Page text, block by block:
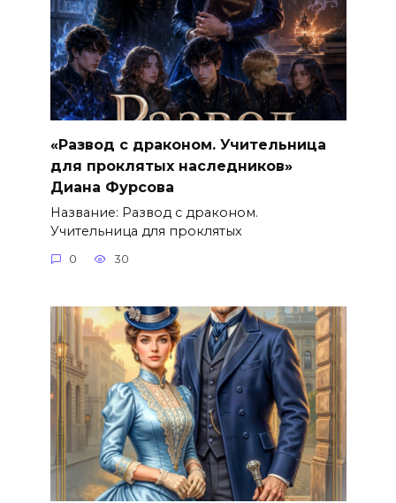
«Развод с драконом. Учительница
для проклятых наследников»
Диана Фурсова
Название: Развод с драконом.
Учительница для проклятых
0 30